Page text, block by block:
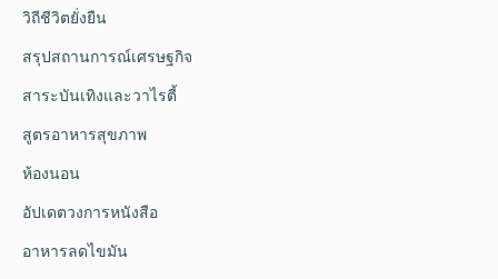
วิถีชีวิตยั่งยืน
สรุปสถานการณ์เศรษฐกิจ
สาระบันเทิงและวาไรตี้
สูตรอาหารสุขภาพ
ห้องนอน
อัปเดตวงการหนังสือ
อาหารลดไขมัน